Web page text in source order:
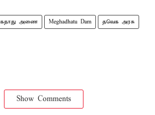
அணை Meghadhatu Dam தவெக அரசு
Show Comments